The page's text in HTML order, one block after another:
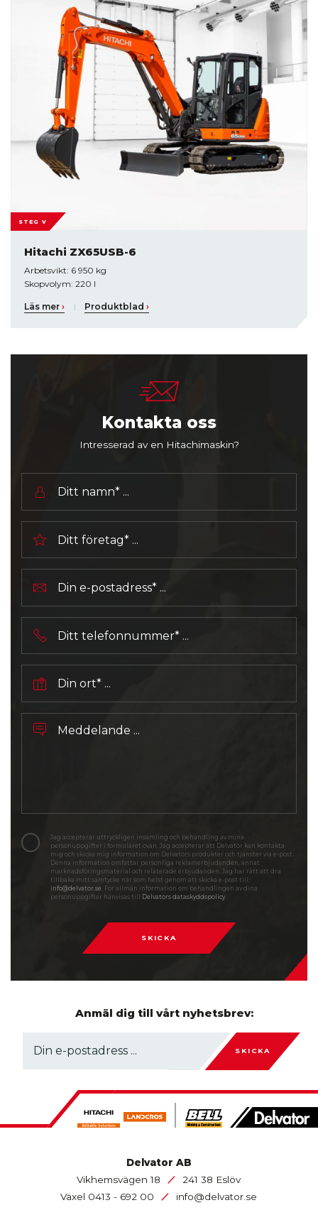
STEG V
Hitachi ZX65USB-6
Arbetsvikt: 6 950 kg
Skopvolym: 220 l
Läs mer › | Produktblad›
Kontakta oss
Intresserad av en Hitachimaskin?
Jag accepterar uttryckligen insamling och behandling av mina
personuppgifter i formuläret ovan. Jag accepterar att Delvator kan kontakta
mig och skicka mig information om Delvators produkter och tjänster via e-post.
Denna information omfattar personliga reklamerbjudanden, annat
marknadsföringsmaterial och relaterade erbjudanden. Jag har rätt att dra
tillbaka mitt samtycke när som helst genom att skicka e-post till:
info@delvator.se. För allmän information om behandlingen av dina
personuppgifter hänvisas till
Delvators dataskyddspolicy.
SKICKA
Anmäl dig till vårt nyhetsbrev:
SKICKA
Delvator AB
Vikhemsvägen 18
/
241 38 Eslöv
Växel 0413 - 692 00 / info@delvator.se